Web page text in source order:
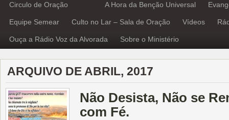
Circulo de Oração A Hora da Benção Universal
Equipe Semear Culto no Lar – Sala de Oração Vídeos
Ouça a Rádio Voz da Alvorada Sobre o Ministério
ARQUIVO DE ABRIL, 2017
Não Desista, Não se
com Fé.